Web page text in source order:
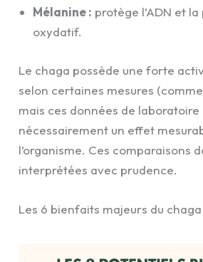
Mélanine : protège l’ADN et
oxydatif.
Le chaga possède une forte
selon certaines mesures (comme
mais ces données de
nécessairement un effet
l’organisme. Ces comparaisons
interprétées avec prudence.
Les 6 bienfaits majeurs du chaga